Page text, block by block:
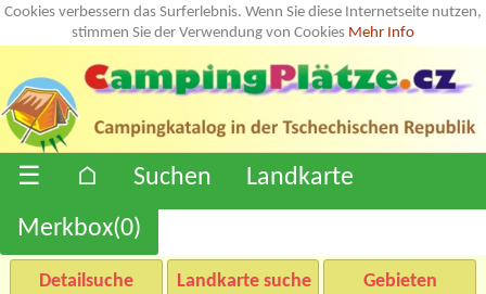
Cookies verbessern das Surferlebnis. Wenn Sie diese Internetseite nutzen,
stimmen Sie der Verwendung von Cookies Mehr Info
☰ ⌂ Suchen
Landkarte
Merkbox(0)
Detailsuche Landkarte suche Gebieten